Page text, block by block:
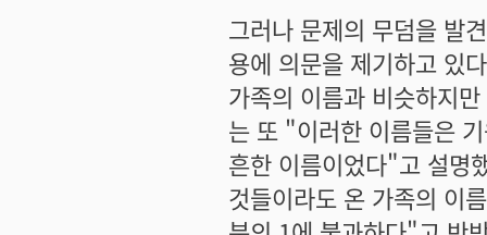
그러나 문제의 무덤을 발
용에 의문을 제기하고 있
가족의 이름과 비슷하지
는 또 "이러한 이름들은
흔한 이름이었다"고 설명
것들이라도 온 가족의 이